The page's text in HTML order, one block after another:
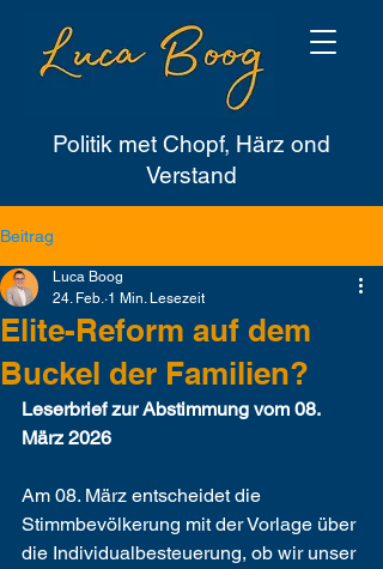
Politik met Chopf, Härz ond
Verstand
Beitrag
Elite-Reform auf dem
Buckel der Familien?
Luca Boog
24. Feb. 1 Min. Lesezeit
Leserbrief zur Abstimmung vom 08.
März 2026
Am 08. März entscheidet die
Stimmbevölkerung mit der Vorlage über
die Individualbesteuerung, ob wir unser